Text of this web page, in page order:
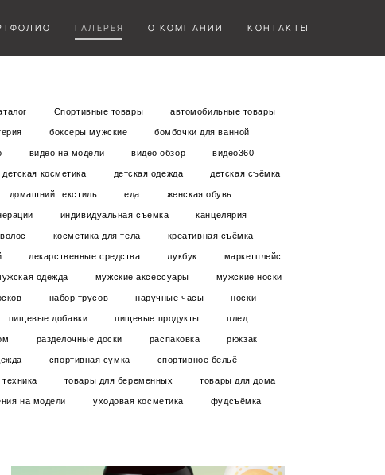
ГАЛЕРЕЯ О КОМПАНИИ КОНТАКТЫ
ГАЛЕРЕЯ О КОМПАНИИ КОНТАКТЫ
Спортивные товары автомобильные товары
боксеры мужские бомбочки для ванной
видео на модели видео обзор видео360
детская косметика детская одежда детская съёмка
домашний текстиль еда женская обувь
индивидуальная съёмка канцелярия
косметика для тела креативная съёмка
лекарственные средства лукбук маркетплейс
одежда мужские аксессуары мужские носки
набор трусов наручные часы носки
пищевые добавки пищевые продукты плед
разделочные доски распаковка рюкзак
спортивная сумка спортивное бельё
техника товары для беременных товары для дома
на модели уходовая косметика фудсъёмка